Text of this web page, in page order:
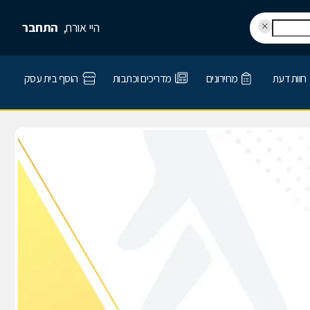
היי אורח, התחבר
חוות דעת מחירונים מדריכים וכתבות הוסף בית עסק